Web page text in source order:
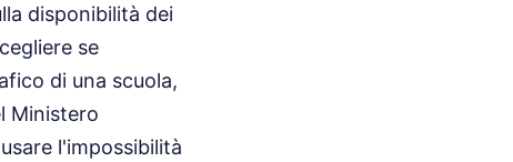
disponibilità dei
se
di una scuola,
Ministero
l'impossibilità